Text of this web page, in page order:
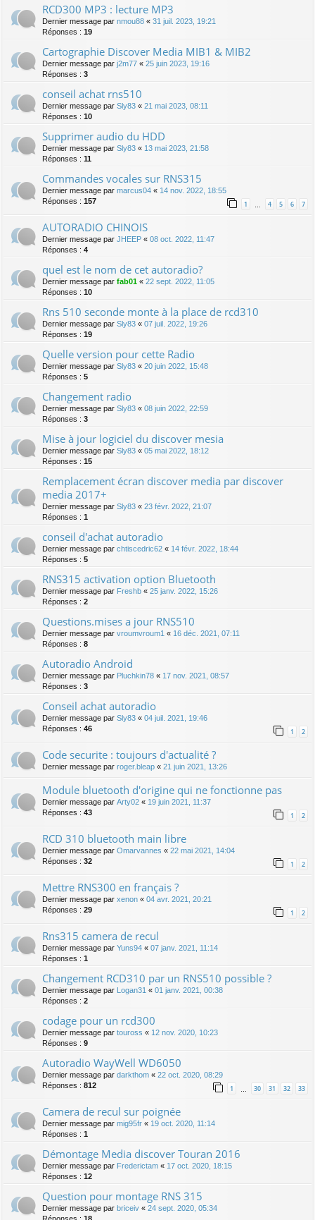
RCD300 MP3 : lecture MP3
Dernier message par nmou88 « 31 juil. 2023, 19:21
Réponses : 19
Cartographie Discover Media MIB1 & MIB2
Dernier message par j2m77 « 25 juin 2023, 19:16
Réponses : 3
conseil achat rns510
Dernier message par Sly83 « 21 mai 2023, 08:11
Réponses : 10
Supprimer audio du HDD
Dernier message par Sly83 « 13 mai 2023, 21:58
Réponses : 11
Commandes vocales sur RNS315
Dernier message par marcus04 « 14 nov. 2022, 18:55
Réponses : 157 1 4 5 6 7
AUTORADIO CHINOIS
Dernier message par JHEEP « 08 oct. 2022, 11:47
Réponses : 4
quel est le nom de cet autoradio?
Dernier message par fab01 « 22 sept. 2022, 11:05
Réponses : 10
Rns 510 seconde monte à la place de rcd310
Dernier message par Sly83 « 07 juil. 2022, 19:26
Réponses : 19
Quelle version pour cette Radio
Dernier message par Sly83 « 20 juin 2022, 15:48
Réponses : 5
Changement radio
Dernier message par Sly83 « 08 juin 2022, 22:59
Réponses : 3
Mise à jour logiciel du discover mesia
Dernier message par Sly83 « 05 mai 2022, 18:12
Réponses : 15
Remplacement écran discover media par discover
media 2017+
Dernier message par Sly83 « 23 févr. 2022, 21:07
Réponses : 1
conseil d'achat autoradio
Dernier message par chtiscedric62 « 14 févr. 2022, 18:44
Réponses : 5
RNS315 activation option Bluetooth
Dernier message par Freshb « 25 janv. 2022, 15:26
Réponses : 2
Questions.mises a jour RNS510
Dernier message par vroumvroum1 « 16 déc. 2021, 07:11
Réponses : 8
Autoradio Android
Dernier message par Pluchkin78 « 17 nov. 2021, 08:57
Réponses : 3
Conseil achat autoradio
Dernier message par Sly83 « 04 juil. 2021, 19:46
Réponses : 46 1 2
Code securite : toujours d'actualité ?
Dernier message par roger.bleap « 21 juin 2021, 13:26
Module bluetooth d'origine qui ne fonctionne pas
Dernier message par Arty02 « 19 juin 2021, 11:37
Réponses : 43 1 2
RCD 310 bluetooth main libre
Dernier message par Omarvannes « 22 mai 2021, 14:04
Réponses : 32 1 2
Mettre RNS300 en français ?
Dernier message par xenon « 04 avr. 2021, 20:21
Réponses : 29 1 2
Rns315 camera de recul
Dernier message par Yuns94 « 07 janv. 2021, 11:14
Réponses : 1
Changement RCD310 par un RNS510 possible ?
Dernier message par Logan31 « 01 janv. 2021, 00:38
Réponses : 2
codage pour un rcd300
Dernier message par touross « 12 nov. 2020, 10:23
Réponses : 9
Autoradio WayWell WD6050
Dernier message par darkthom « 22 oct. 2020, 08:29
Réponses : 812 1 … 30 31 32 33
Camera de recul sur poignée
Dernier message par mig95fr « 19 oct. 2020, 11:14
Réponses : 1
Démontage Media discover Touran 2016
Dernier message par Frederictam « 17 oct. 2020, 18:15
Réponses : 12
Question pour montage RNS 315
Dernier message par briceiv « 24 sept. 2020, 05:34